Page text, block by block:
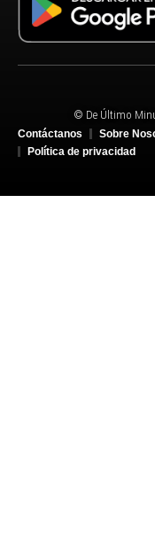
© De Último
Contáctanos
Sobre
Política de privacidad